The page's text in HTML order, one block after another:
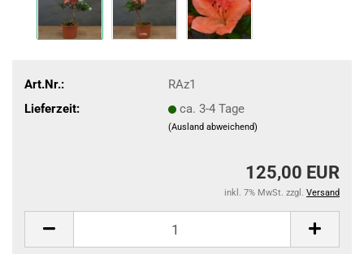
Art.Nr.:
RAz1
Lieferzeit:
ca. 3-4 Tage
(Ausland abweichend)
125,00 EUR
inkl. 7% MwSt. zzgl. Versand